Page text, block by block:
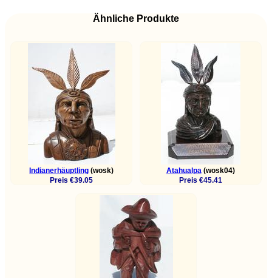
Ähnliche Produkte
Indianerhäuptling (wosk)
Preis €39.05
Atahualpa (wosk04)
Preis €45.41